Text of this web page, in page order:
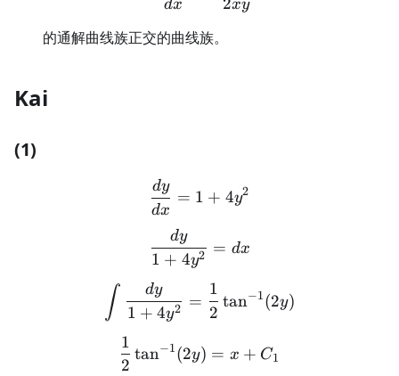
dx xy
的通解曲线族正交的曲线族。
Kai
(1)
\frac{dy}{dx} = 1+4y^2
dx
dy
= 1 + 4y2
\frac{dy}{1+4y^2} = dx
1 + 4y2
dy
= dx
\int \frac{dy}{1+4y^2}
∫ 1 + 4y2
dy
=
2
1
tan−1(2y)
\frac{1}{2} \tan^{-
2
1
tan−1(2y) = x + C1